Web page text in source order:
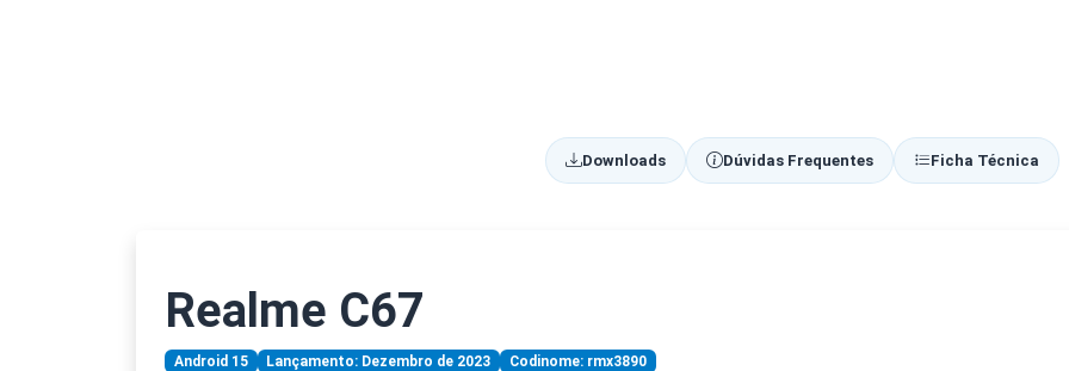
Downloads Dúvidas Frequentes Ficha Técnica
Realme C67
Android 15 Lançamento: Dezembro de 2023 Codinome: rmx3890